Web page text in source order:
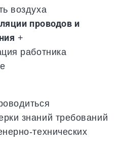
воздуха
проводов и
+
работника
знаний требований
технических